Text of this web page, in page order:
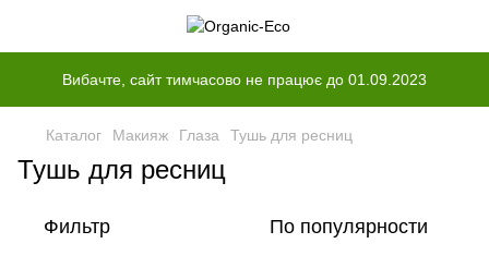
Вибачте, сайт тимчасово не працює до 01.09.2023
Каталог Макияж Глаза Тушь для ресниц
Тушь для ресниц
Фильтр По популярности